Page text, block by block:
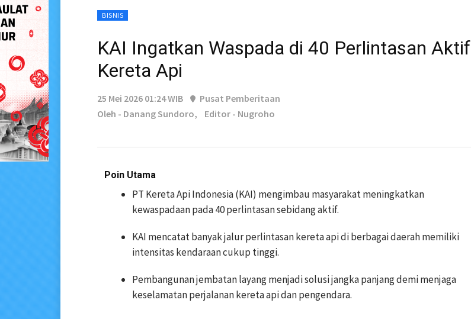
BISNIS
KAI Ingatkan Waspada di 40 Perlintasan Aktif
Kereta Api
25 Mei 2026 01:24 WIB
Pusat Pemberitaan
Oleh - Danang Sundoro,
Editor - Nugroho
Poin Utama
PT Kereta Api Indonesia (KAI) mengimbau masyarakat meningkatkan
kewaspadaan pada 40 perlintasan sebidang aktif.
KAI mencatat banyak jalur perlintasan kereta api di berbagai daerah memiliki
intensitas kendaraan cukup tinggi.
Pembangunan jembatan layang menjadi solusi jangka panjang demi menjaga
keselamatan perjalanan kereta api dan pengendara.